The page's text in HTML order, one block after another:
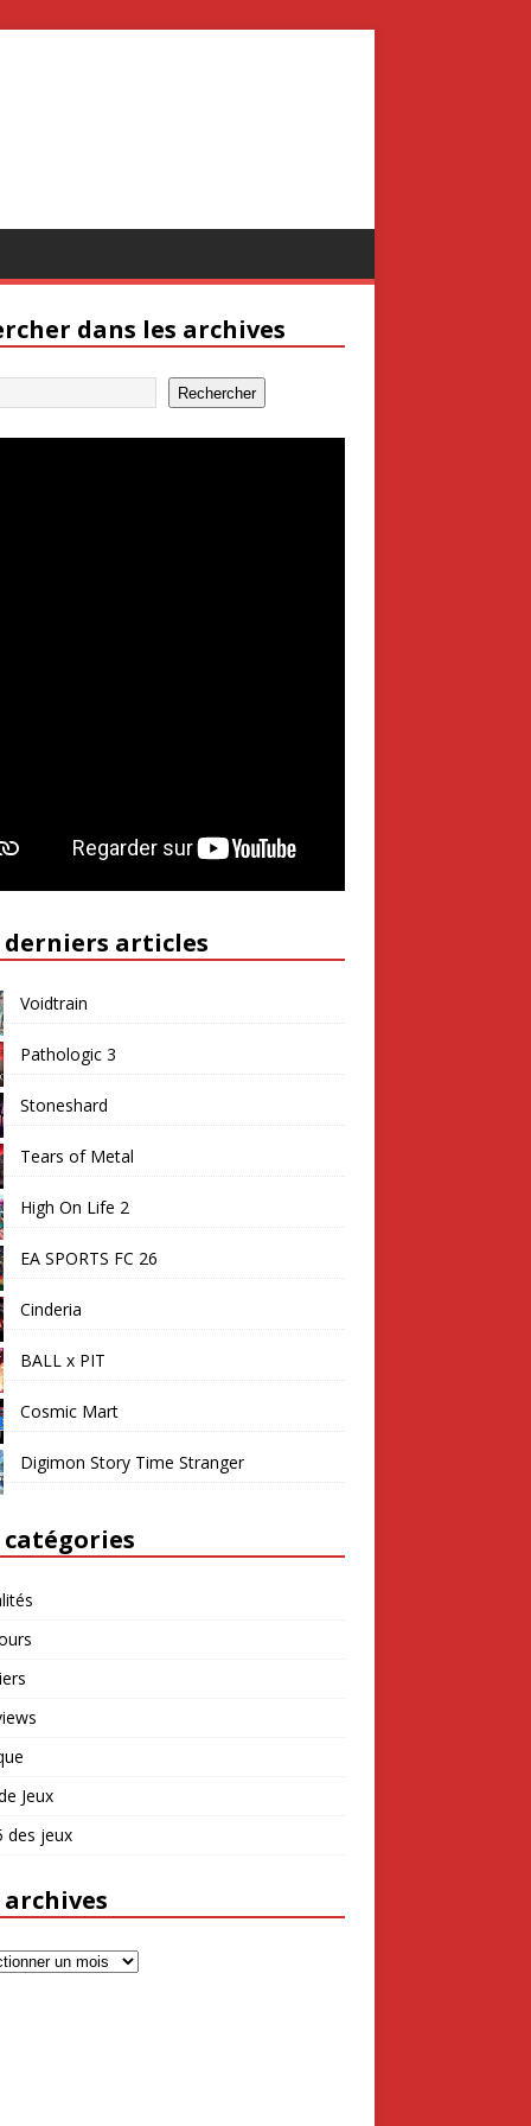
dans les archives
Rechercher
derniers articles
Voidtrain
Pathologic 3
Stoneshard
Tears of Metal
High On Life 2
EA SPORTS FC 26
Cinderia
BALL x PIT
Cosmic Mart
Digimon Story Time Stranger
catégories
Jeux
des jeux
archives